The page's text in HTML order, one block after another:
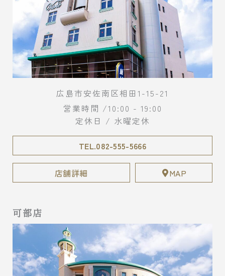
広島市安佐南区相田1-15-21
営業時間 /10:00 - 19:00
定休日 / 水曜定休
TEL.082-555-5666
店舗詳細 MAP
可部店